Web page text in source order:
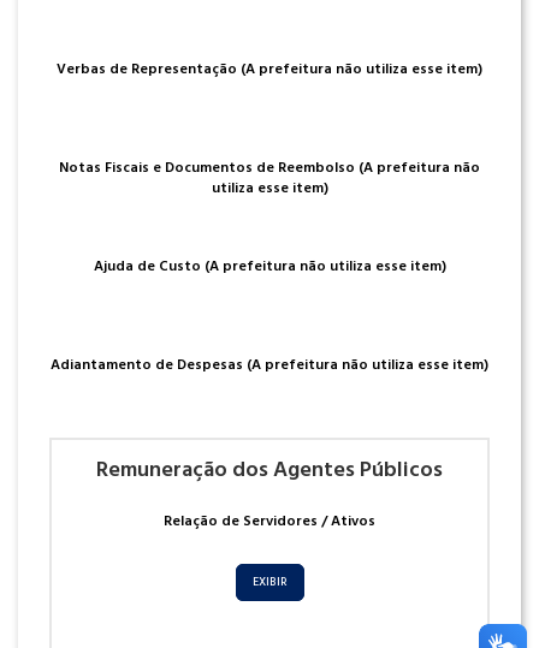
Verbas de Representação (A prefeitura não utiliza esse item)
Notas Fiscais e Documentos de Reembolso (A prefeitura não
utiliza esse item)
Ajuda de Custo (A prefeitura não utiliza esse item)
Adiantamento de Despesas (A prefeitura não utiliza esse item)
Remuneração dos Agentes Públicos
Relação de Servidores / Ativos
EXIBIR